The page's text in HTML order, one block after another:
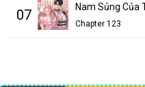
07 Nam Sủng Của
Chapter 123